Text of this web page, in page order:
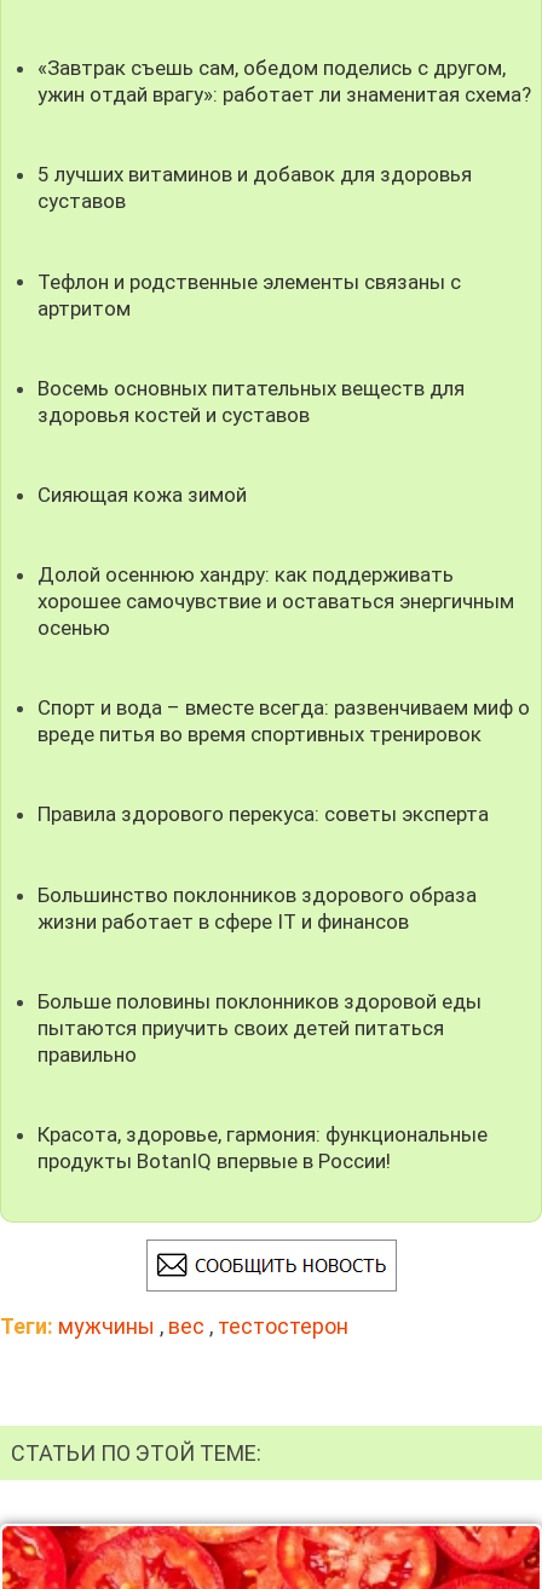
«Завтрак съешь сам, обедом поделись с другом,
ужин отдай врагу»: работает ли знаменитая схема?
5 лучших витаминов и добавок для здоровья
суставов
Тефлон и родственные элементы связаны с
артритом
Восемь основных питательных веществ для
здоровья костей и суставов
Сияющая кожа зимой
Долой осеннюю хандру: как поддерживать
хорошее самочувствие и оставаться энергичным
осенью
Спорт и вода – вместе всегда: развенчиваем миф о
вреде питья во время спортивных тренировок
Правила здорового перекуса: советы эксперта
Большинство поклонников здорового образа
жизни работает в сфере IT и финансов
Больше половины поклонников здоровой еды
пытаются приучить своих детей питаться
правильно
Красота, здоровье, гармония: функциональные
продукты BotanIQ впервые в России!
Теги: мужчины , вес , тестостерон
СТАТЬИ ПО ЭТОЙ ТЕМЕ: